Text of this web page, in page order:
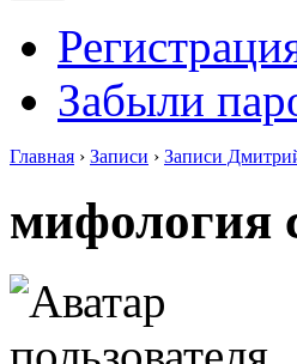
Забыли
Главная › Записи › Записи
мифология